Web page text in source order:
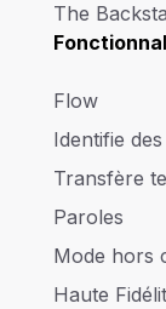
The
Flow
Identifie
Transfère
Paroles
Mode hors
Haute